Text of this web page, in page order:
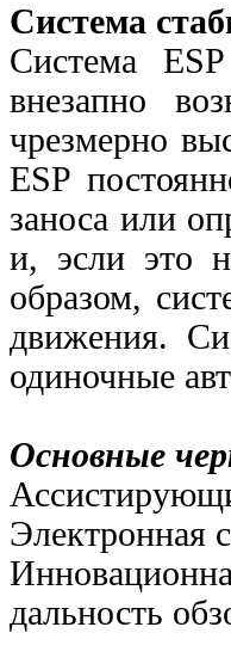
Система
Система
внезапно
чрезмерно
ESP
заноса или
и, эсли это
образом,
движения.
одиночные
Основные
Электронная
дальность